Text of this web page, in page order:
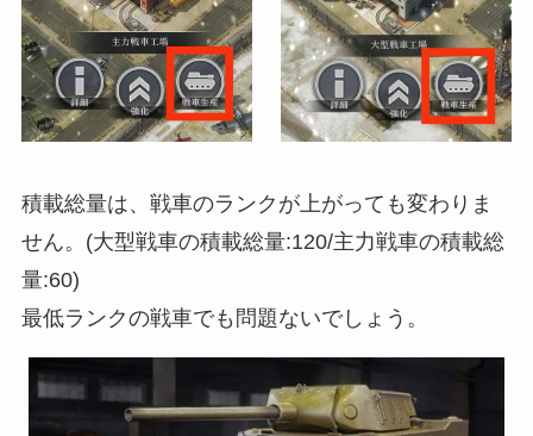
積載総量は、戦車のランクが上がっても変わりま
せん。(大型戦車の積載総量:120/主力戦車の積載総
量:60)
最低ランクの戦車でも問題ないでしょう。